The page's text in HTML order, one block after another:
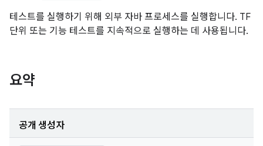
테스트를 실행하기 위해 외부 자바 프로세스를 실행합니다. TF
단위 또는 기능 테스트를 지속적으로 실행하는 데 사용됩니다.
요약
공개 생성자